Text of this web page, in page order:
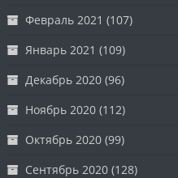
Февраль 2021 (107)
Январь 2021 (109)
Декабрь 2020 (96)
Ноябрь 2020 (112)
Октябрь 2020 (99)
Сентябрь 2020 (128)